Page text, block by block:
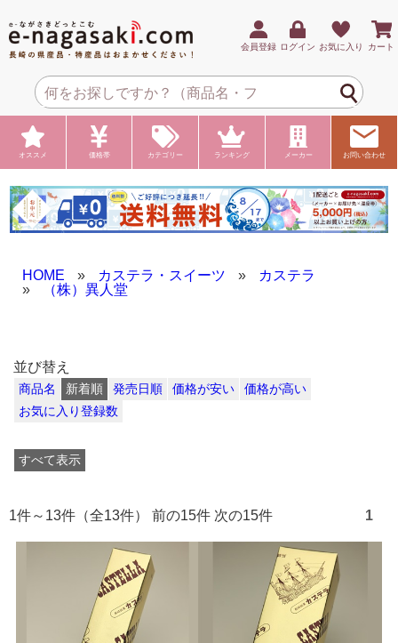
会員登録 ログイン お気に入り カート
オススメ 価格帯 カテゴリー ランキング メーカー お問い合わせ
HOME » カステラ・スイーツ »
カステラ
»
（株）異人堂
並び替え
商品名 新着順 発売日順 価格が安い
価格が高い
お気に入り登録数
すべて表示
1件～13件（全13件） 前の15件 次の15件 1